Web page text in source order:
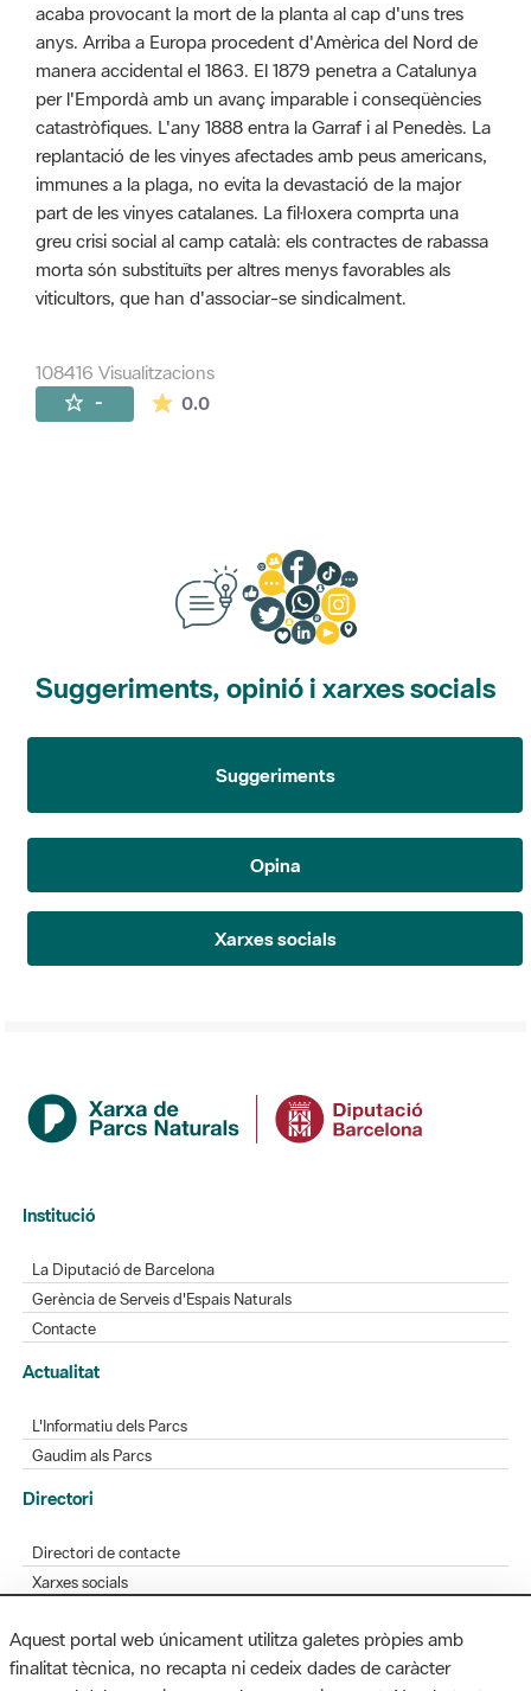
acaba provocant la mort de la planta al cap d'uns tres
anys. Arriba a Europa procedent d'Amèrica del Nord de
manera accidental el 1863. El 1879 penetra a Catalunya
per l'Empordà amb un avanç imparable i conseqüències
catastròfiques. L'any 1888 entra la Garraf i al Penedès. La
replantació de les vinyes afectades amb peus americans,
immunes a la plaga, no evita la devastació de la major
part de les vinyes catalanes. La fil·loxera comprta una
greu crisi social al camp català: els contractes de rabassa
morta són substituïts per altres menys favorables als
viticultors, que han d'associar-se sindicalment.
108416 Visualitzacions
- 0.0La mitjana de les valoracions és de 0
Suggeriments, opinió i xarxes socials
Suggeriments
Opina
Xarxes socials
Institució
La Diputació de Barcelona
Gerència de Serveis d'Espais Naturals
Contacte
Actualitat
L'Informatiu dels Parcs
Gaudim als Parcs
Directori
Directori de contacte
Xarxes socials
Bústia de suggeriments
Opineu sobre els parcs
Aquest portal web únicament utilitza galetes pròpies amb
finalitat tècnica, no recapta ni cedeix dades de caràcter